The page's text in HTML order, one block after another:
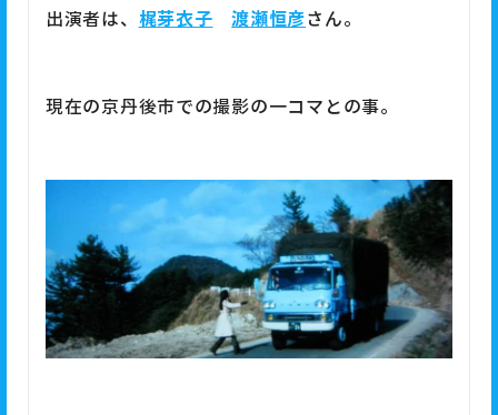
出演者は、 梶芽衣子 渡瀬恒彦さん。
現在の京丹後市での撮影の一コマとの事。